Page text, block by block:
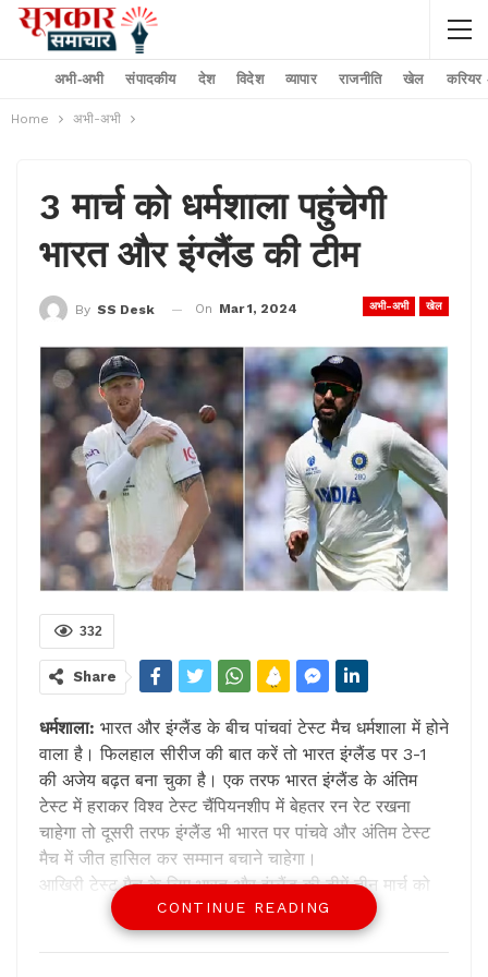
अभी-अभी संपादकीय देश विदेश व्यापार राजनीति खेल करियर
Home अभी-अभी
3 मार्च को धर्मशाला पहुंचेगी
भारत और इंग्लैंड की टीम
अभी-अभी खेल
By SS Desk On Mar 1, 2024
332
Share
धर्मशाला: भारत और इंग्लैंड के बीच पांचवां टेस्ट मैच धर्मशाला में होने
वाला है। फिलहाल सीरीज की बात करें तो भारत इंग्लैंड पर 3-1
की अजेय बढ़त बना चुका है। एक तरफ भारत इंग्लैंड के अंतिम
टेस्ट में हराकर विश्व टेस्ट चैंपियनशीप में बेहतर रन रेट रखना
चाहेगा तो दूसरी तरफ इंग्लैंड भी भारत पर पांचवे और अंतिम टेस्ट
मैच में जीत हासिल कर सम्मान बचाने चाहेगा।
आखिरी टेस्ट मैच के लिए भारत और इंग्लैंड की टीमें तीन मार्च को
धर्मशाला पहुंच जाएंगी। तय कार्यक्रम के मुताबिक दोनों ही टीमों के
खिलाड़ी और मैच आफिशियल चंडीगढ़ से स्पाइसजेट की फलाइट से
CONTINUE READING